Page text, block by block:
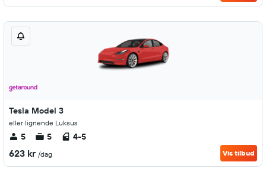
Tesla Model 3
eller lignende Luksus
5 5 4-5
623 kr /dag Vis tilbud